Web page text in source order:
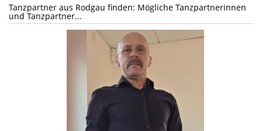
Tanzpartner aus Rodgau finden: Mögliche Tanzpartnerinnen
und Tanzpartner...